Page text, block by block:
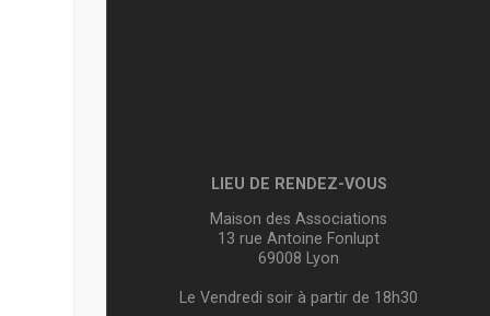
LIEU DE RENDEZ-VOUS
Maison des Associations
13 rue Antoine Fonlupt
69008 Lyon
Le Vendredi soir à partir de 18h30